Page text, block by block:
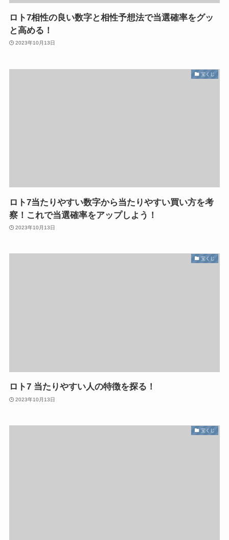
ロト7相性の良い数字と相性予想法で当選確率をグッ
と高める！
2023年10月13日
宝くじ
ロト7当たりやすい数字から当たりやすい買い方を考
察！これで当選確率をアップしよう！
2023年10月13日
宝くじ
ロト7 当たりやすい人の特徴を探る！
2023年10月13日
宝くじ